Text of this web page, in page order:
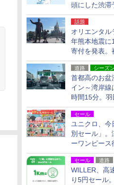
頭にした渋滞
への迂回は料
話題
オリエンタル
年熊本地震に
寄付を発表。
活動・復旧支
道路 シーズン
首都高のお盆
イン～湾岸線
時間15分。
「空港西出口
セール
ユニクロ、今
別セール」。
ーワンピース
水ギアショー
セール 道路
WILLER、高
り5円セール